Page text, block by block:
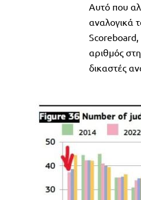
Αυτό που
αναλογικά
Scoreboard,
αριθμός
δικαστές